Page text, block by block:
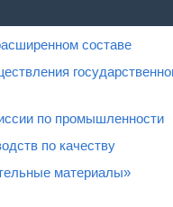
составе
по промышленности
по качеству
материалы»